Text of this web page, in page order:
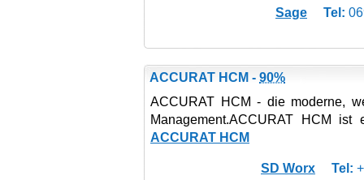
Sage Tel:
ACCURAT HCM - 90%
ACCURAT HCM - die moderne,
Management.ACCURAT HCM ist
ACCURAT HCM
SD Worx Tel: